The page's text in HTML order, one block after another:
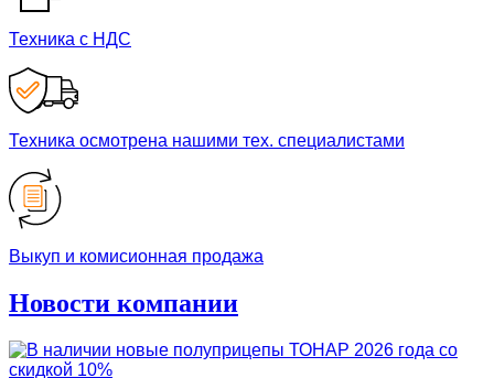
Техника с НДС
Техника осмотрена нашими тех. специалистами
Выкуп и комисионная продажа
Новости компании